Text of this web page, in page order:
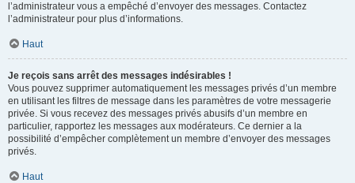
l’administrateur vous a empêché d’envoyer des messages. Contactez
l’administrateur pour plus d’informations.
Haut
Je reçois sans arrêt des messages indésirables !
Vous pouvez supprimer automatiquement les messages privés d’un membre
en utilisant les filtres de message dans les paramètres de votre messagerie
privée. Si vous recevez des messages privés abusifs d’un membre en
particulier, rapportez les messages aux modérateurs. Ce dernier a la
possibilité d’empêcher complètement un membre d’envoyer des messages
privés.
Haut